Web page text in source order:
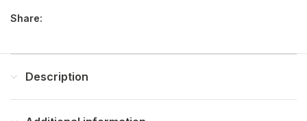
Share:
Description